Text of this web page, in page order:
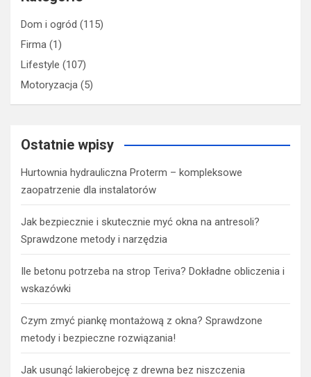
Dom i ogród (115)
Firma (1)
Lifestyle (107)
Motoryzacja (5)
Ostatnie wpisy
Hurtownia hydrauliczna Proterm – kompleksowe
zaopatrzenie dla instalatorów
Jak bezpiecznie i skutecznie myć okna na antresoli?
Sprawdzone metody i narzędzia
Ile betonu potrzeba na strop Teriva? Dokładne obliczenia i
wskazówki
Czym zmyć piankę montażową z okna? Sprawdzone
metody i bezpieczne rozwiązania!
Jak usunąć lakierobejcę z drewna bez niszczenia